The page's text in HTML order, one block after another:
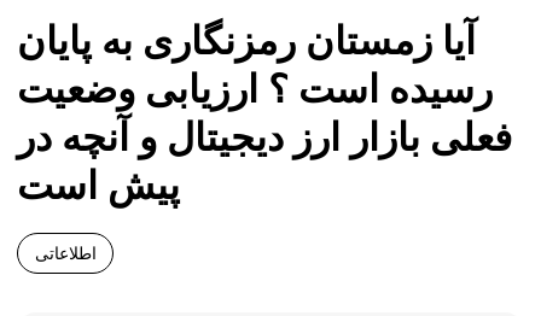
آیا زمستان رمزنگاری به پایان
رسیده است ؟ ارزیابی وضعیت
فعلی بازار ارز دیجیتال و آنچه در
پیش است
اطلاعاتی